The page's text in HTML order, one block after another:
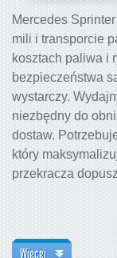
Mercedes
mili i transporcie
kosztach paliwa i
bezpieczeństwa
wystarczy.
niezbędny do
dostaw.
który
przekracza
Więcej